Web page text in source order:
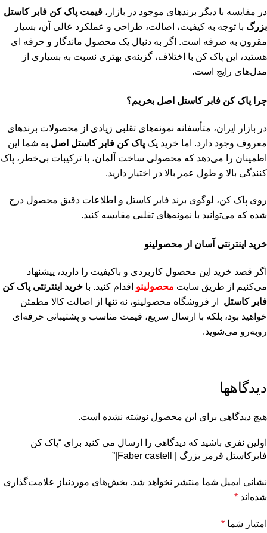
در مقایسه با دیگر برندهای موجود در بازار، قیمت پاک کن فابر کاستل
بزرگ با توجه به کیفیت، اصالت، طراحی و عملکرد عالی آن، بسیار
مقرون‌ به‌ صرفه است. اگر به دنبال یک محصول ماندگار و حرفه ‌ای
هستید، این پاک ‌کن با اختلاف، گزینه‌ی بهتری نسبت به بسیاری از
مدل‌های رایج است.
چرا پاک کن فابر کاستل اصل بخریم؟
در بازار ایران، متأسفانه نمونه‌های تقلبی زیادی از محصولات برندهای
معروف وجود دارد. اما خرید یک پاک کن فابر کاستل اصل به شما این
اطمینان را می‌دهد که محصولی ساخت آلمان، با ترکیبات بی‌خطر، پاک‌
کنندگی بالا و طول عمر بالا در اختیار دارید.
روی پاک‌ کن، لوگوی برند فابر کاستل و اطلاعات دقیق محصول درج
شده که می‌توانید با نمونه‌های تقلبی مقایسه کنید.
خرید اینترنتی آسان از محصولینو
اگر قصد خرید این محصول کاربردی و باکیفیت را دارید، پیشنهاد
می‌کنیم از طریق سایت محصولینو اقدام کنید. با خرید اینترنتی پاک کن
فابر کاستل از فروشگاه محصولینو، نه تنها از اصالت کالا مطمئن
خواهید بود، بلکه با ارسال سریع، قیمت مناسب و پشتیبانی حرفه‌ای
روبه‌رو می‌شوید.
دیدگاهها
هیچ دیدگاهی برای این محصول نوشته نشده است.
اولین نفری باشید که دیدگاهی را ارسال می کنید برای “پاک کن
فابرکاستل قرمز بزرگ | Faber castell|”
نشانی ایمیل شما منتشر نخواهد شد. بخش‌های موردنیاز علامت‌گذاری
شده‌اند *
امتیاز شما *